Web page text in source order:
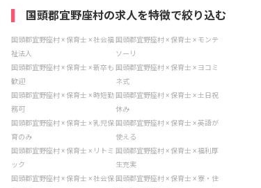
国頭郡宜野座村の求人を特徴で絞り込む
国頭郡宜野座村 × 保育士 × 社会福
祉法人
国頭郡宜野座村 × 保育士 × モンテ
ソーリ
国頭郡宜野座村 × 保育士 × 新卒も
歓迎
国頭郡宜野座村 × 保育士 × ヨコミ
ネ式
国頭郡宜野座村 × 保育士 × 時短勤
務可
国頭郡宜野座村 × 保育士 × 土日祝
休み
国頭郡宜野座村 × 保育士 × 乳児保
育のみ
国頭郡宜野座村 × 保育士 × 英語が
使える
国頭郡宜野座村 × 保育士 × リトミ
ック
国頭郡宜野座村 × 保育士 × 福利厚
生充実
国頭郡宜野座村 × 保育士 × 社会保 国頭郡宜野座村 × 保育士 × 寮・住